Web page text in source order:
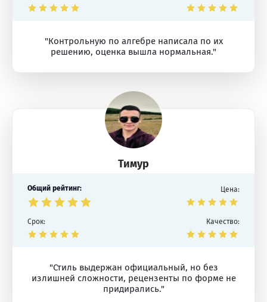
"Контрольную по алгебре написала по их
решению, оценка вышла нормальная."
Тимур
Общий рейтинг: Цена:
Срок: Качество:
"Стиль выдержан официальный, но без
излишней сложности, рецензенты по форме не
придирались."